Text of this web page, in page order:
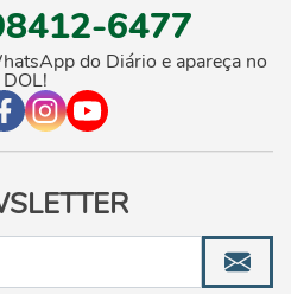
6477
do Diário e apareça no
DOL!